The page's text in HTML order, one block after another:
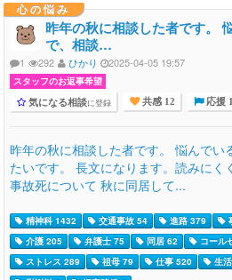
心の悩み
昨年の秋に相談した者です。
で、相談…
1 292 ひかり 2025-04-05 19:57
スタッフのお返事希望
気になる相談に登録 共感 12 応援
昨年の秋に相談した者です。 悩んでい
たいです。 長文になります。読みに
事故死について 秋に同居して...
精神科 1432 交通事故 54 進路 379
介護 205
弁護士 75 同居 62 コール
ストレス 289
祖母 79 仕事 520 生